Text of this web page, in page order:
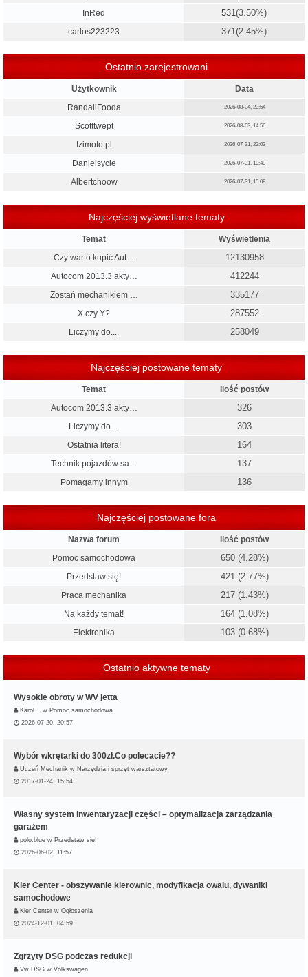
InRed 531(3.50%)
carlos223223 371(2.45%)
Ostatnio zarejestrowani
Użytkownik
Data
RandallFooda
2026-08-04, 23:54
Scotttwept 2026-08-03, 14:56
Izimoto.pl 2026-07-31, 22:02
Danielsycle 2026-07-31, 19:49
Albertchoow 2026-07-31, 15:08
Najczęściej wyświetlane tematy
Temat
Wyświetlenia
Czy warto kupić Aut…
12130958
Autocom 2013.3 akty… 412244
Zostań mechanikiem … 335177
X czy Y? 287552
Liczymy do.... 258049
Najczęściej postowane tematy
Temat
Ilość postów
Autocom 2013.3 akty…
326
Liczymy do.... 303
Ostatnia litera! 164
Technik pojazdów sa… 137
Pomagamy innym 136
Najczęściej postowane fora
Nazwa forum
Ilość postów
Pomoc samochodowa
650 (4.28%)
Przedstaw się! 421 (2.77%)
Praca mechanika 217 (1.43%)
Na każdy temat! 164 (1.08%)
Elektronika 103 (0.68%)
Ostatnio aktywne tematy
Wysokie obroty w WV jetta
Karol… w Pomoc samochodowa
2026-07-20, 20:57
Wybór wkrętarki do 300zł.Co polecacie??
Uczeń Mechanik w Narzędzia i sprzęt warsztatowy
2017-01-24, 15:54
Własny system inwentaryzacji części – optymalizacja zarządzania
garażem
polo.blue w Przedstaw się!
2026-06-02, 11:57
Kier Center - obszywanie kierownic, modyfikacja owalu, dywaniki
samochodowe
Kier Center w Ogłoszenia
2024-12-01, 04:59
Zgrzyty DSG podczas redukcji
Vw DSG w Volkswagen